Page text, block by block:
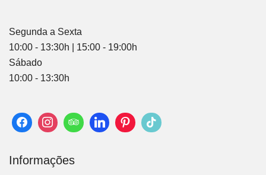
Segunda a Sexta
10:00 - 13:30h | 15:00 - 19:00h
Sábado
10:00 - 13:30h
Informações